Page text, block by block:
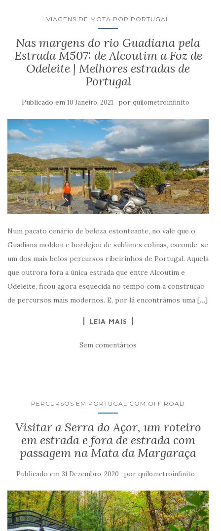
VIAGENS DE MOTA POR PORTUGAL
Nas margens do rio Guadiana pela
Estrada M507: de Alcoutim a Foz de
Odeleite | Melhores estradas de
Portugal
Publicado em 10 Janeiro, 2021 por quilometroinfinito
Num pacato cenário de beleza estonteante, no vale que o
Guadiana moldou e bordejou de sublimes colinas, esconde-se
um dos mais belos percursos ribeirinhos de Portugal. Aquela
que outrora fora a única estrada que entre Alcoutim e
Odeleite, ficou agora esquecida no tempo com a construção
de percursos mais modernos. E, por lá encontrámos uma […]
LEIA MAIS
Sem comentários
PERCURSOS EM PORTUGAL COM OFF ROAD
Visitar a Serra do Açor, um roteiro
em estrada e fora de estrada com
passagem na Mata da Margaraça
Publicado em 31 Dezembro, 2020 por quilometroinfinito